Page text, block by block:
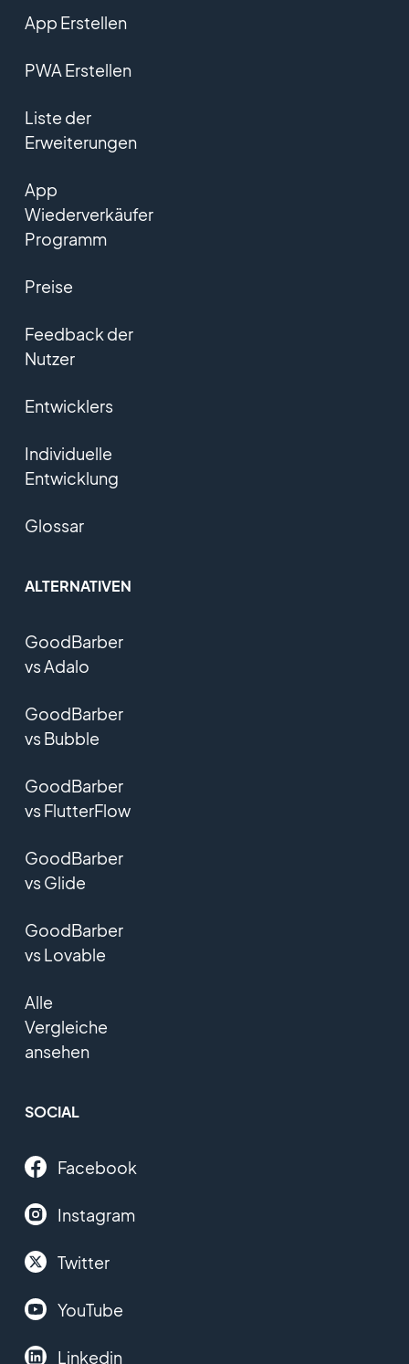
App Erstellen
PWA Erstellen
Liste der
Erweiterungen
App
Wiederverkäufer
Programm
Preise
Feedback der
Nutzer
Entwicklers
Individuelle
Entwicklung
Glossar
ALTERNATIVEN
GoodBarber
vs Adalo
GoodBarber
vs Bubble
GoodBarber
vs FlutterFlow
GoodBarber
vs Glide
GoodBarber
vs Lovable
Alle
Vergleiche
ansehen
SOCIAL
Facebook
Instagram
Twitter
YouTube
Linkedin